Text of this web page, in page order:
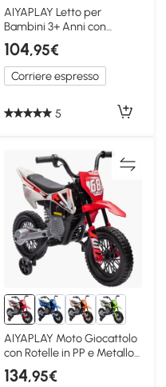
AIYAPLAY Letto per
Bambini 3+ Anni con
Spazio Contenitore Verde
104,95€
Corriere espresso
5
AIYAPLAY Moto Giocattolo
con Rotelle in PP e Metallo
Rosso
134,95€